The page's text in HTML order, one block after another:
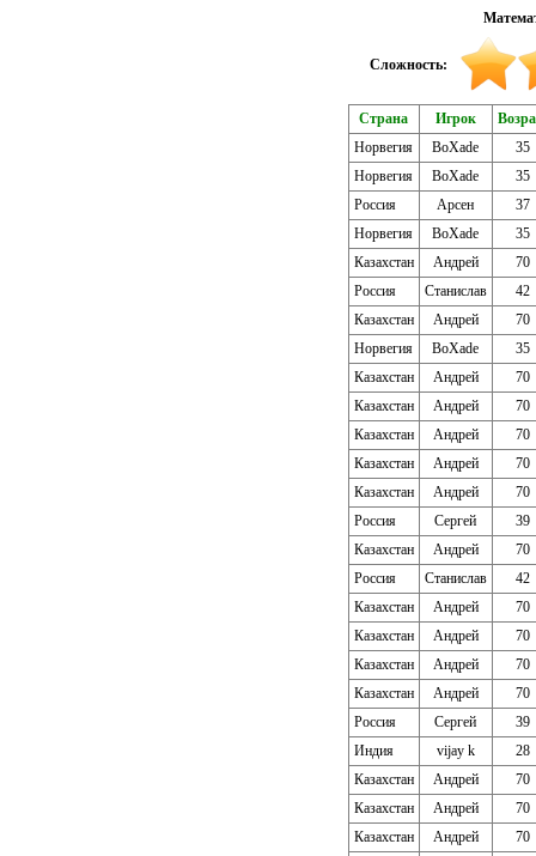
Сложность:
Страна Игрок
Норвегия
BoXade
35
Норвегия
BoXade
35
Россия
Арсен
37
Норвегия
BoXade
35
Казахстан
Андрей
70
Россия
Станислав
42
Казахстан
Андрей
70
Норвегия
BoXade
35
Казахстан
Андрей
70
Казахстан
Андрей
70
Казахстан
Андрей
70
Казахстан
Андрей
70
Казахстан
Андрей
70
Россия
Сергей
39
Казахстан
Андрей
70
Россия
Станислав
42
Казахстан
Андрей
70
Казахстан
Андрей
70
Казахстан
Андрей
70
Казахстан
Андрей
70
Россия
Сергей
39
Индия
vijay k
28
Казахстан
Андрей
70
Казахстан
Андрей
70
Казахстан
Андрей
70